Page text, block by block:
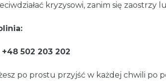
kryzysowi, zanim się zaostrzy
502 203 202
po prostu przyjść w każdej chwili po